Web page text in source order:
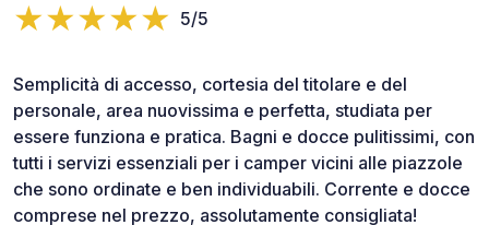
5/5
Semplicità di accesso, cortesia del titolare e del
personale, area nuovissima e perfetta, studiata per
essere funziona e pratica. Bagni e docce pulitissimi, con
tutti i servizi essenziali per i camper vicini alle piazzole
che sono ordinate e ben individuabili. Corrente e docce
comprese nel prezzo, assolutamente consigliata!